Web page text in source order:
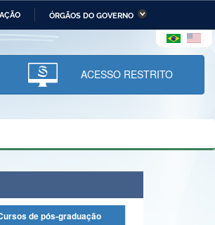
ÓRGÃOS DO GOVERNO
Ministério da Infraestrutura
Ministério da Ciência,
Tecnologia, Inovações e
Comunicações
ACESSO RESTRITO
de pós-graduação